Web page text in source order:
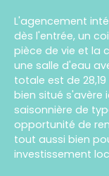
L'agencement
dès l'entrée, un
pièce de vie et la
une salle d'eau
totale est de
bien situé s'avère
saisonnière de
opportunité de
tout aussi bien
investissement